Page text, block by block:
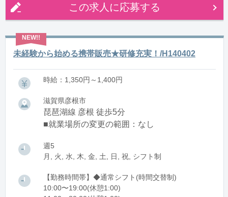
この求人に応募する
未経験から始める携帯販売★研修充実！/H140402
時給：1,350円～1,400円
滋賀県彦根市
琵琶湖線 彦根 徒歩5分
■就業場所の変更の範囲：なし
週5
月, 火, 水, 木, 金, 土, 日, 祝, シフト制
【勤務時間帯】◆通常シフト(時間交替制)
10:00〜19:00(休憩1:00)